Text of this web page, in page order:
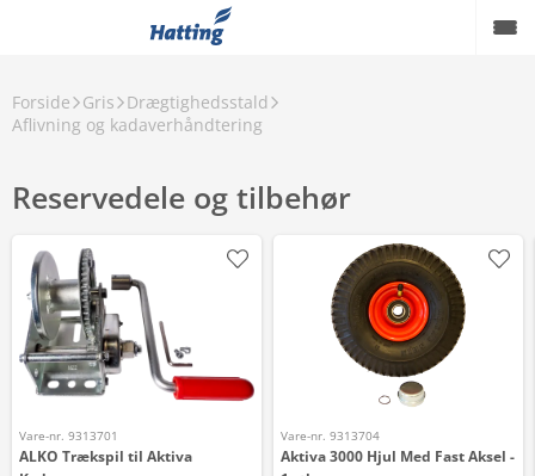
Forside Gris
Drægtighedsstald
Aflivning og kadaverhåndtering
Reservedele og tilbehør
Vare-nr. 9313701
ALKO Trækspil til Aktiva
Vare-nr. 9313704
Aktiva 3000 Hjul Med Fast Aksel -